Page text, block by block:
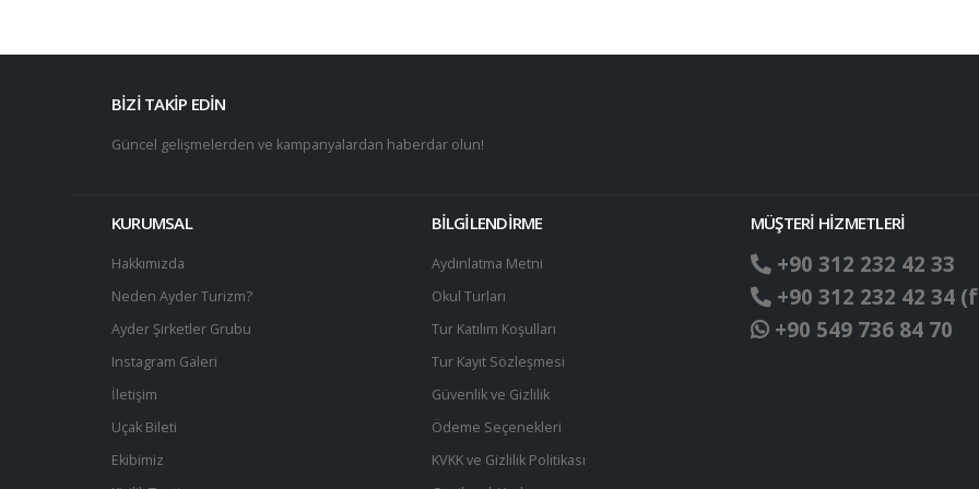
BİZİ TAKİP EDİN
Güncel gelişmelerden ve kampanyalardan haberdar olun!
KURUMSAL
Hakkımızda
Neden Ayder Turizm?
Ayder Şirketler Grubu
Instagram Galeri
İletişim
Uçak Bileti
Ekibimiz
BİLGİLENDİRME
Aydınlatma Metni
Okul Turları
Tur Katılım Koşulları
Tur Kayıt Sözleşmesi
Güvenlik ve Gizlilik
Ödeme Seçenekleri
KVKK ve Gizlilik Politikası
MÜŞTERİ HİZMETLERİ
+90 312 232 42 33
+90 312 232 42 34
+90 549 736 84 70